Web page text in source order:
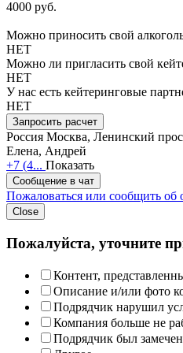
4000 руб.
Можно приносить свой
НЕТ
Можно ли пригласить свой
НЕТ
У нас есть кейтеринговые
НЕТ
Запросить расчет
Россия Москва, Ленинский
Елена, Андрей
+7 (4... Показать
Сообщение в чат
Пожаловаться или сообщить об
Close
Пожалуйста, уточните
Контент,
Описание и/или фото
Подрядчик нарушил
Компания больше не
Подрядчик был